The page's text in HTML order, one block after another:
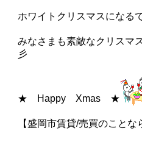
ホワイトクリスマスになる
みなさまも素敵なクリスマ
彡
★ Happy Xmas ★
【盛岡市賃貸/売買のことな